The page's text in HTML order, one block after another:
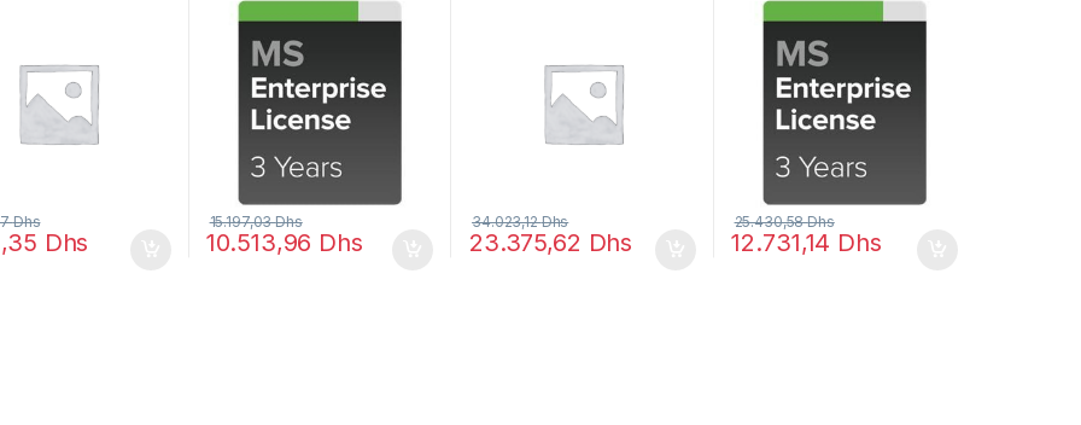
Dhs
Dhs
licence
10.513,96 Dhs
15.197,03Dhs
23.375,62 Dhs
34.023,12Dhs
Support – 1 switch
12.731,14 Dhs
25.430,58Dhs